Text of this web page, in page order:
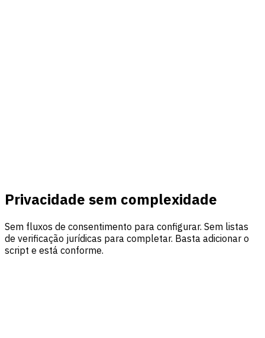
Privacidade sem complexidade
Sem fluxos de consentimento para configurar. Sem listas
de verificação jurídicas para completar. Basta adicionar o
script e está conforme.